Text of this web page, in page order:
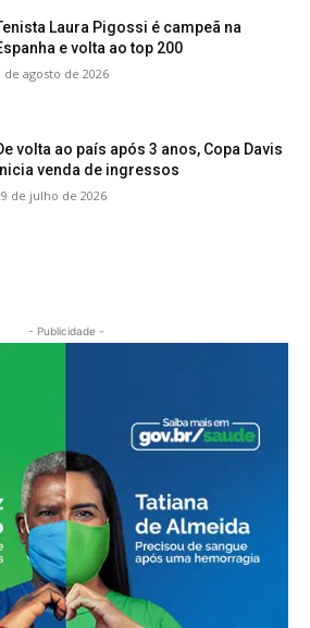
Laura Pigossi é campeã na
e volta ao top 200
de agosto de 2026
volta ao país após 3 anos, Copa Davis
venda de ingressos
de julho de 2026
- Publicidade -